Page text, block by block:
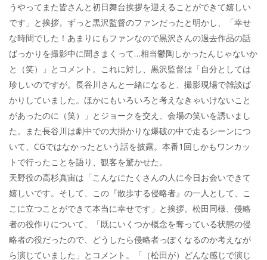
うやってまた皆さんと初日舞台挨拶を迎えることができて嬉しい
です」と挨拶。ずっと黒沢監督のファンだったと明かし、「幸せ
な時間でした！あまりにもファンなので黒沢さんの過去作品の話
ばっかりを撮影中に聞きまくって…相当鬱陶しかったんじゃないか
と（笑）」とコメント。これに対し、黒沢監督は「自分としては
珍しいのですが。長谷川さんと一緒になると、撮影現場で雑談ば
かりしていました。ほかにもいろいろと考えなきゃいけないこと
があったのに（笑）」とジョークを交え、会場の笑いを誘いまし
た。また長谷川は劇中での大掛かりな爆破の中で走るシーンにつ
いて、CGではなかったという話を披露。本番1回しかもワンカッ
トで行ったことを語り、観客を驚かせた。
天野役の高杉真宙は「こんなにたくさんの人に今日お会いできて
嬉しいです。そして、この『散歩する侵略者』の一人として、こ
こに立つことができて本当に幸せです」と挨拶。松田同様、侵略
者の役作りについて、「既にいくつか概念を奪っている状態の侵
略者の役だったので、どうしたら侵略者っぽくなるのか考えなが
ら演じていました」とコメント。「（松田が）どんな感じで演じ